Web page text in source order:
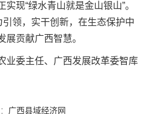
现“绿水青山就是金山银山”。
引领，实干创新，在生态保护中
展贡献广西智慧。
业委主任、广西发展改革委智库
广西县域经济网